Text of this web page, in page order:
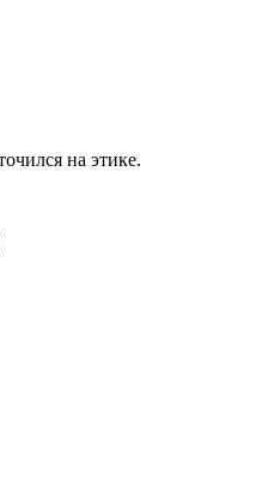
на этике.